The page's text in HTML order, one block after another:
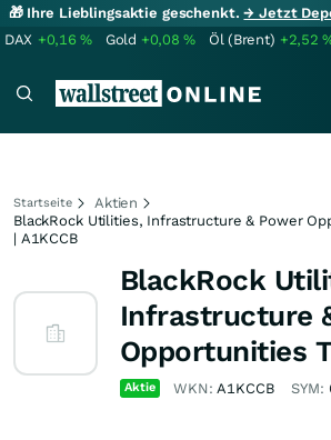
🎁 Ihre Lieblingsaktie geschenkt.→ Jetzt
DAX +0,16% Gold +0,08% Öl (Brent) +2,52
Startseite
Aktien
BlackRock Utilities, Infrastructure & Power
| A1KCCB
BlackRock
Infrastructure
Opportunities
Aktie WKN:A1KCCB SYM: